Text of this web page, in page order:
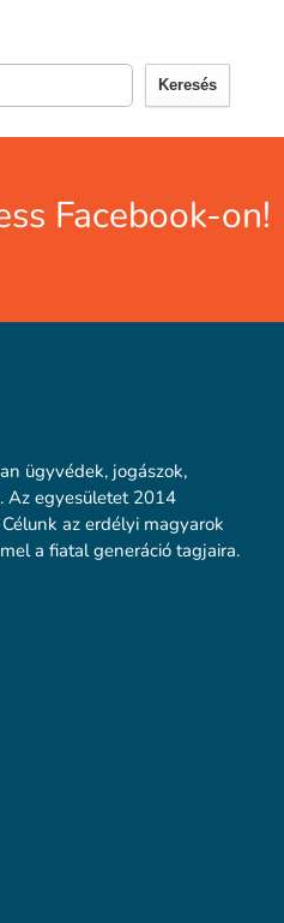
Keresés
Facebook-on!
ügyvédek, jogászok,
Az egyesületet 2014
az erdélyi magyarok
a fiatal generáció tagjaira.